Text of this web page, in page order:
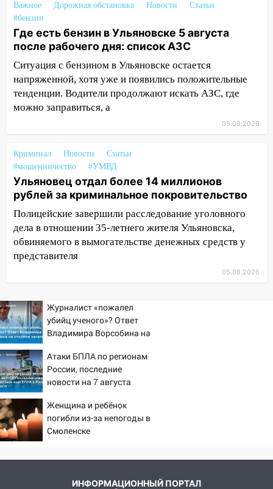
20:22
Мошенники обманули 92-летнюю
жительницу Ульяновской области
19:14 Житель Ульяновской области
подвез троих незнакомцев на трассе и
заработал уголовное дело
18:14 Прогноз погоды на 6 августа в
Ульяновской области
большой фестиваль «Наше время»
17:30 Где есть бензин в Ульяновске 5
августа после рабочего дня: список АЗС
17:05 «Обыск» по видеосвязи: в
Ульяновске задержали 19-летнюю
сообщницу мошенников
16:12
больницей
16:06
18-летняя девушка без прав
перевернулась на мопеде и попала в
больницу
15:59
Ульяновец отдал более 14
миллионов рублей за криминальное
покровительство
15:32
На «кольце» кроссовер сбил 18-
летнего мопедиста
15:00 В Ульяновске после тройного ДТП
госпитализировали 25-летнего байкера
Важное Дорожная обстановка Новости
Статьи
#бензин
Где есть бензин в Ульяновске 5 августа
после рабочего дня: список АЗС
Ситуация с бензином в Ульяновске остается
напряженной, хотя уже и появились положительные
тенденции. Водители продолжают искать АЗС, где
можно заправиться, а
05.08.2026
Криминал Новости
Статьи
#мошенничество
#УМВД
Ульяновец отдал более 14 миллионов
рублей за криминальное покровительство
Полицейские завершили расследование уголовного
дела в отношении 35-летнего жителя Ульяновска,
обвиняемого в вымогательстве денежных средств у
представителя
05.08.2026
Журналист «пожалел
убийц ученого»? Ответ
Владимира Ворсобина на
Атаки БПЛА по регионам
России, последние
новости на 7 августа
на склады Wildberries,
состояние пострадавших
Женщина и ребёнок
погибли из-за непогоды в
Смоленске
ИНФОРМАЦИОННЫЙ ПОРТАЛ